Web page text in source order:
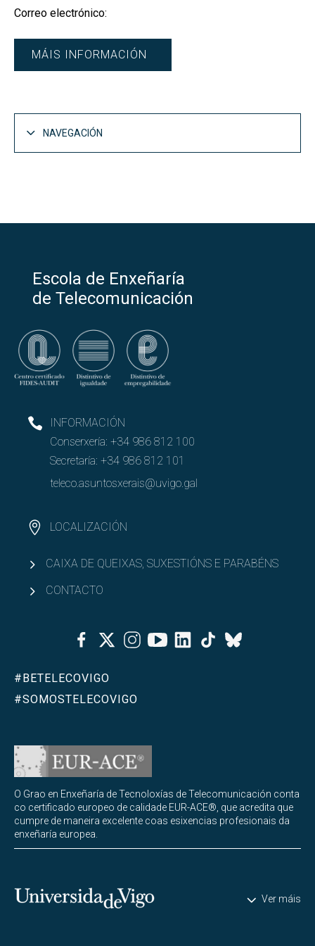
Correo electrónico:
MÁIS INFORMACIÓN
NAVEGACIÓN
Escola de Enxeñaría
de Telecomunicación
INFORMACIÓN
Conserxería: +34 986 812 100
Secretaría: +34 986 812 101
teleco.asuntosxerais@uvigo.gal
LOCALIZACIÓN
CAIXA DE QUEIXAS, SUXESTIÓNS E PARABÉNS
CONTACTO
FacebookTwitterInstagramYoutubeLinkedinTiktok
Bluesky
#BETELECOVIGO
#SOMOSTELECOVIGO
O Grao en Enxeñaría de Tecnoloxías de Telecomunicación conta
co certificado europeo de calidade EUR-ACE®, que acredita que
cumpre de maneira excelente coas esixencias profesionais da
enxeñaría europea.
Universidade de Vigo Ver máis